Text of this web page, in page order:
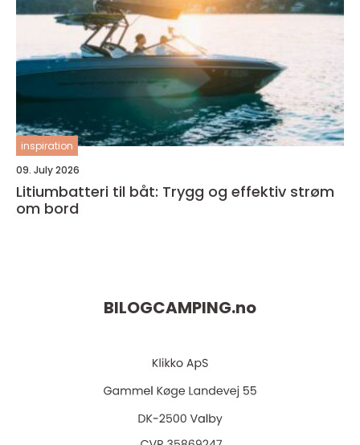
inspiration
09. July 2026
Litiumbatteri til båt: Trygg og effektiv strøm
om bord
BILOGCAMPING.no